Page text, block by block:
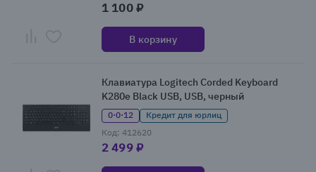
1 100 ₽
В корзину
Клавиатура Logitech Corded Keyboard
K280e Black USB, USB, черный
0·0·12
Кредит для юрлиц
Код: 412620
2 499 ₽